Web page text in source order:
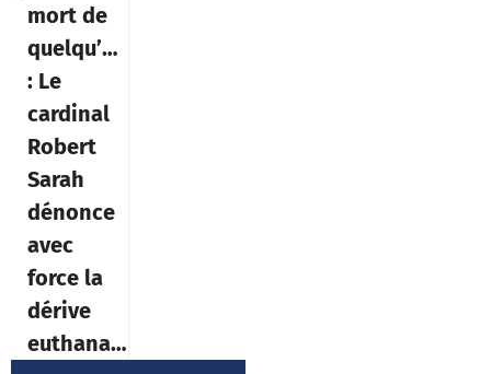
mort de
quelqu’un »
: Le
cardinal
Robert
Sarah
dénonce
avec
force la
dérive
euthanasique